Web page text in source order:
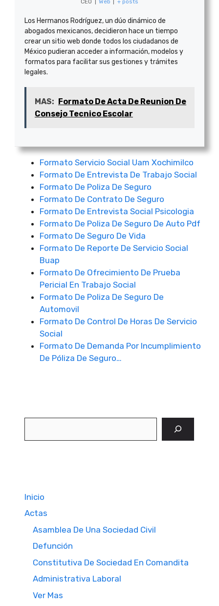
CEO Web + posts
Los Hermanos Rodríguez, un dúo dinámico de
abogados mexicanos, decidieron hace un tiempo
crear un sitio web donde todos los ciudadanos de
México pudieran acceder a información, modelos y
formatos para facilitar sus gestiones y trámites
legales.
MAS: Formato De Acta De Reunion De
Consejo Tecnico Escolar
Formato Servicio Social Uam Xochimilco
Formato De Entrevista De Trabajo Social
Formato De Poliza De Seguro
Formato De Contrato De Seguro
Formato De Entrevista Social Psicologia
Formato De Poliza De Seguro De Auto Pdf
Formato De Seguro De Vida
Formato De Reporte De Servicio Social
Buap
Formato De Ofrecimiento De Prueba
Pericial En Trabajo Social
Formato De Poliza De Seguro De
Automovil
Formato De Control De Horas De Servicio
Social
Formato De Demanda Por Incumplimiento
De Póliza De Seguro…
Inicio
Actas
Asamblea De Una Sociedad Civil
Defunción
Constitutiva De Sociedad En Comandita
Administrativa Laboral
Ver Mas